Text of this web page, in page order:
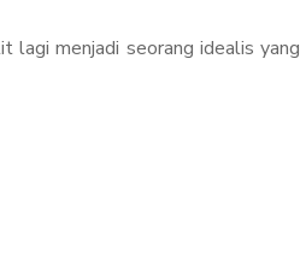
lagi menjadi seorang idealis yang